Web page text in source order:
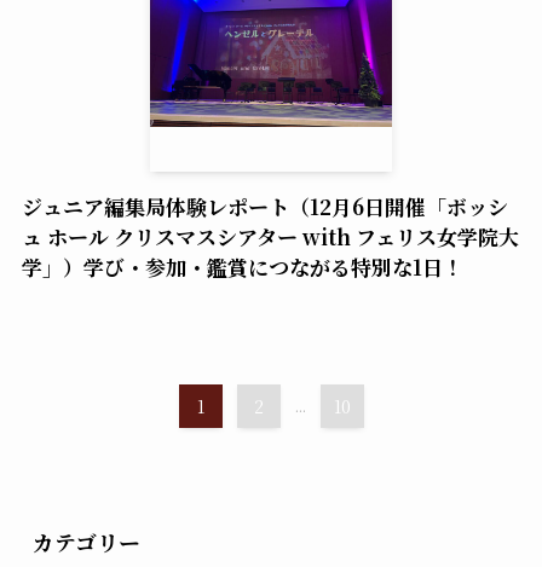
ジュニア編集局体験レポート（12月6日開催「ボッシ
ュ ホール クリスマスシアター with フェリス女学院大
学」）学び・参加・鑑賞につながる特別な1日！
1 2 ... 10
カテゴリー